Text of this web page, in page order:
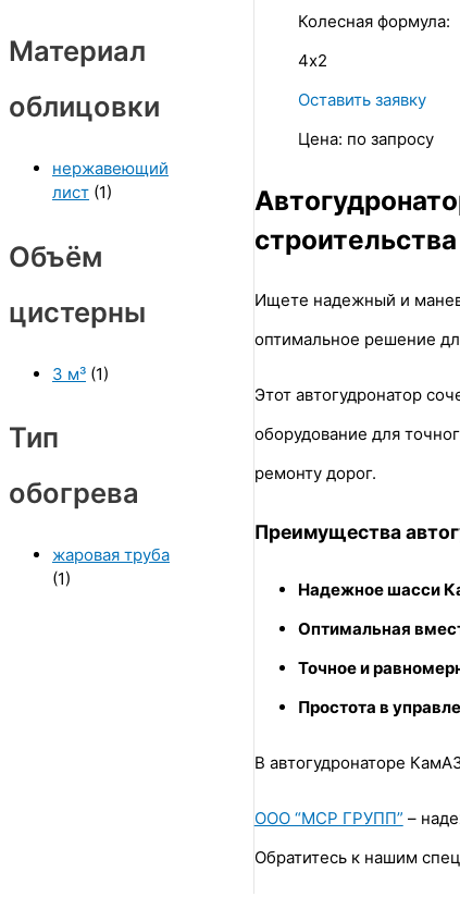
Материал
облицовки
нержавеющий
лист (1)
Объём
цистерны
3 м³ (1)
Тип
обогрева
жаровая труба
(1)
Колесная формула:
4х2
Оставить заявку
Цена: по запросу
строительства
Ищете надежный и
оптимальное решение
Этот автогудронатор
оборудование для
ремонту дорог.
Преимущества
Надежное шасси
Оптимальная
Точное и
Простота в
В автогудронаторе
ООО “МСР ГРУПП” –
Обратитесь к нашим